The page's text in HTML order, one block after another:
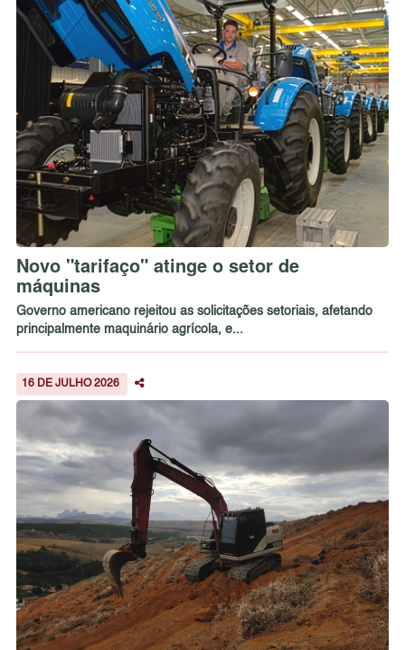
Novo "tarifaço" atinge o setor de
máquinas
Governo americano rejeitou as solicitações setoriais, afetando
principalmente maquinário agrícola, e...
16 DE JULHO 2026